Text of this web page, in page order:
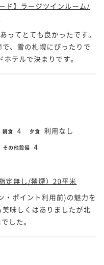
ド】ラージツインルーム/
ってとても良かったです。
、雪の札幌にぴったりで
テルで決まりです。
朝食 4 夕食 利用なし
その他設備 4
定無し/禁煙）20平米
ポイント利用前)の魅力を
味しくはありましたが北
した。